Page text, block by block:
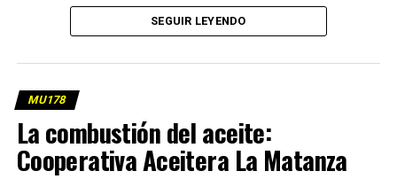
edición sobre la actualidad de las empresas
recuperadas fueron investigados, producidos y
SEGUIR LEYENDO
MU178
La combustión del aceite:
Cooperativa Aceitera La Matanza